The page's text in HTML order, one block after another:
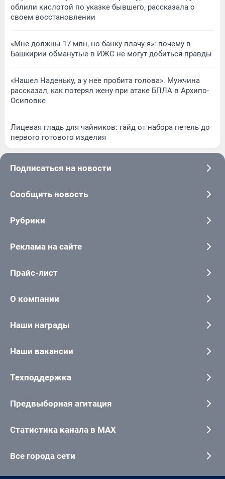
облили кислотой по указке бывшего, рассказала о
своем восстановлении
«Мне должны 17 млн, но банку плачу я»: почему в
Башкирии обманутые в ИЖС не могут добиться правды
«Нашел Наденьку, а у нее пробита голова». Мужчина
рассказал, как потерял жену при атаке БПЛА в Архипо-
Осиповке
Лицевая гладь для чайников: гайд от набора петель до
первого готового изделия
Подписаться на новости
Сообщить новость
Рубрики
Реклама на сайте
Прайс-лист
О компании
Наши награды
Наши вакансии
Техподдержка
Предвыборная агитация
Статистика канала в MAX
Все города сети